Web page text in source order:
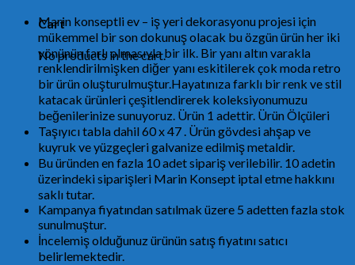
Cart
No products in the cart.
Marin konseptli ev – iş yeri dekorasyonu projesi için
mükemmel bir son dokunuş olacak bu özgün ürün her iki
yönünün farlı olmasıyla bir ilk. Bir yanı altın varakla
renklendirilmişken diğer yanı eskitilerek çok moda retro
bir ürün oluşturulmuştur.Hayatınıza farklı bir renk ve stil
katacak ürünleri çeşitlendirerek koleksiyonumuzu
beğenilerinize sunuyoruz. Ürün 1 adettir. Ürün Ölçüleri
Taşıyıcı tabla dahil 60 x 47 . Ürün gövdesi ahşap ve
kuyruk ve yüzgeçleri galvanize edilmiş metaldir.
Bu üründen en fazla 10 adet sipariş verilebilir. 10 adetin
üzerindeki siparişleri Marin Konsept iptal etme hakkını
saklı tutar.
Kampanya fiyatından satılmak üzere 5 adetten fazla stok
sunulmuştur.
İncelemiş olduğunuz ürünün satış fiyatını satıcı
belirlemektedir.